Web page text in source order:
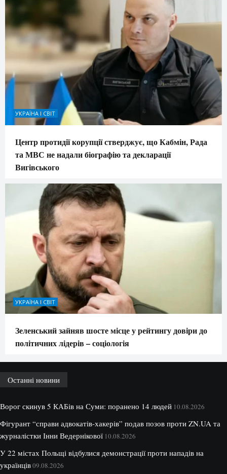
УКРАЇНА І СВІТ
Центр протидії корупції стверджує, що Кабмін, Рада
та МВС не надали біографію та декларації
Вигівського
УКРАЇНА І СВІТ
Зеленський зайняв шосте місце у рейтингу довіри до
політичних лідерів – соціологія
Останні новини
Ворог скинув 5 КАБів на Суми: поранено 14 людей 10.08.2026
Фігурант “справи адвокатів-хакерів” подав позов проти ZN.UA та
журналістки Інни Ведернікової 10.08.2026
У 22 містах Польщі відбулися демонстрації проти нападів на
українців09.08.2026